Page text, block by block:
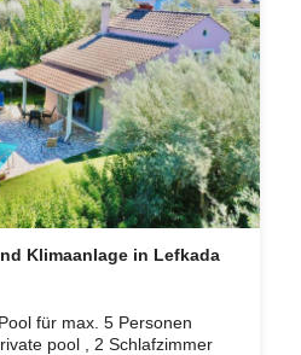
Klimaanlage in Lefkada
für max. 5 Personen
pool , 2 Schlafzimmer